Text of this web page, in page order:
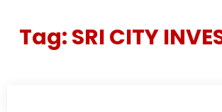
Tag:SRI CITY